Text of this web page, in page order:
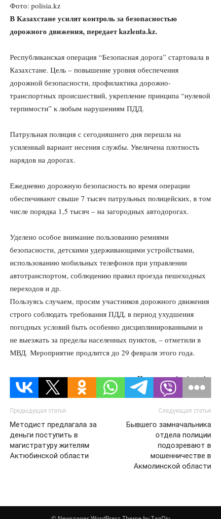
Фото: polisia.kz
В Казахстане усилят контроль за безопасностью
дорожного движения, передаетkazlenta.kz.
Республиканская операция “Безопасная дорога” стартовала в
Казахстане. Цель – повышение уровня обеспечения
дорожной безопасности, профилактика дорожно-
транспортных происшествий, укрепление принципа “нулевой
терпимости” к любым нарушениям ПДД.
Патрульная полиция с сегодняшнего дня перешла на
усиленный вариант несения службы. Увеличена плотность
нарядов на дорогах.
Ежедневно дорожную безопасность во время операции
обеспечивают свыше 7 тысяч патрульных полицейских, в том
числе порядка 1,5 тысяч – на загородных автодорогах.
Уделено особое внимание пользованию ремнями
безопасности, детскими удерживающими устройствами,
использованию мобильных телефонов при управлении
автотранспортом, соблюдению правил проезда пешеходных
переходов и др.
Пользуясь случаем, просим участников дорожного движения
строго соблюдать требования ПДД, в период ухудшения
погодных условий быть особенно дисциплинированными и
не выезжать за пределы населенных пунктов, – отметили в
МВД. Мероприятие продлится до 29 февраля этого года.
Источник: kazlenta.kz
Предыдущая статья
Методист предлагала за
деньги поступить в
магистратуру жителям
Актюбинской области
Следующая статья
Бывшего замначальника
отдела полиции
подозревают в
мошенничестве в
Акмолинской области